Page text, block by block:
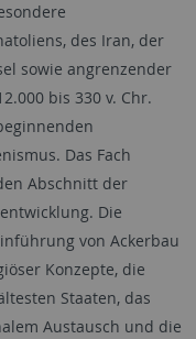
des Iran, der
sowie angrenzender
bis 330 v. Chr.
Das Fach
Abschnitt der
Die
von Ackerbau
Konzepte, die
Staaten, das
Austausch und die